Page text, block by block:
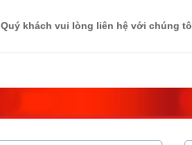
Quý khách vui lòng liên hệ với chúng